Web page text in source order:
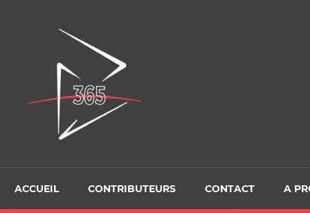
ACCUEIL CONTRIBUTEURS CONTACT A